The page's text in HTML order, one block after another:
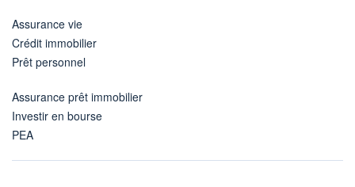
Assurance vie
Crédit immobilier
Prêt personnel
Assurance prêt immobilier
Investir en bourse
PEA